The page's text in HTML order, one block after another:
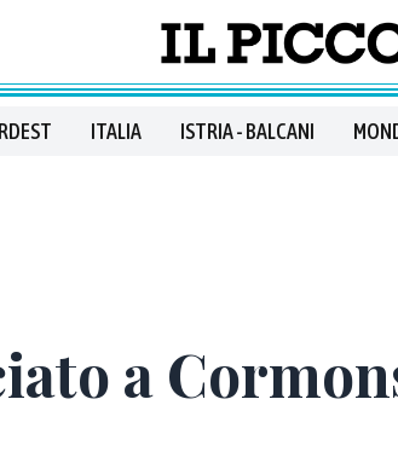
ITALIA ISTRIA - BALCANI
a